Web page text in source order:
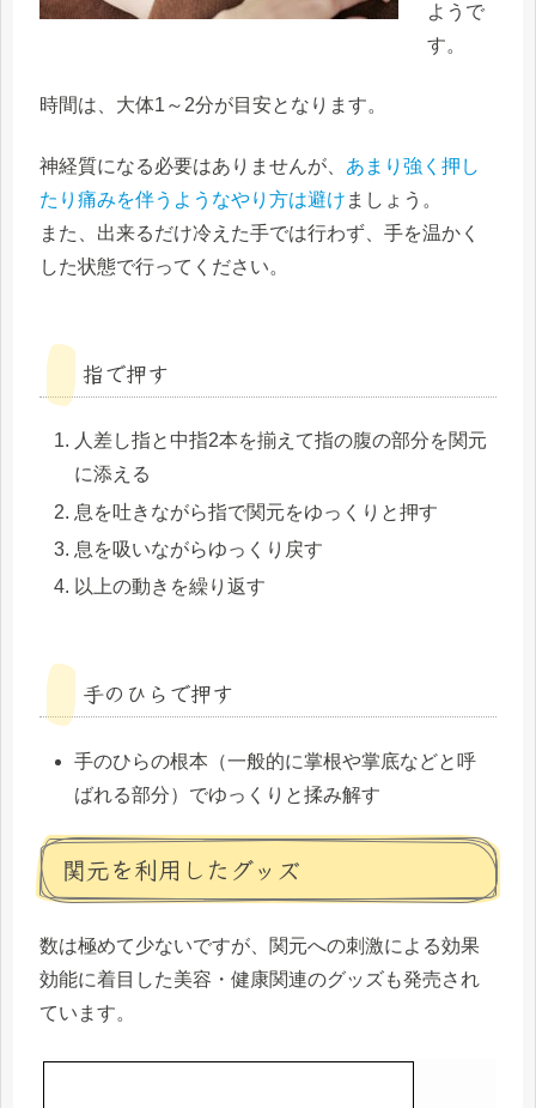
ようで
す。
時間は、大体1～2分が目安となります。
神経質になる必要はありませんが、 あまり強く押し
たり痛みを伴うようなやり方は避け ましょう。
また、出来るだけ冷えた手では行わず、 手を温かく
した状態で行ってください。
指で押す
人差し指と中指2本を揃えて指の腹の部分を関元
に添える
息を吐きながら指で関元をゆっくりと押す
息を吸いながらゆっくり戻す
以上の動きを繰り返す
手のひらで押す
手のひらの根本（一般的に掌根や掌底などと呼
ばれる部分）でゆっくりと揉み解す
関元を利用したグッズ
数は極めて少ないですが、関元への刺激による効果
効能に着目した美容・健康関連のグッズも発売され
ています。